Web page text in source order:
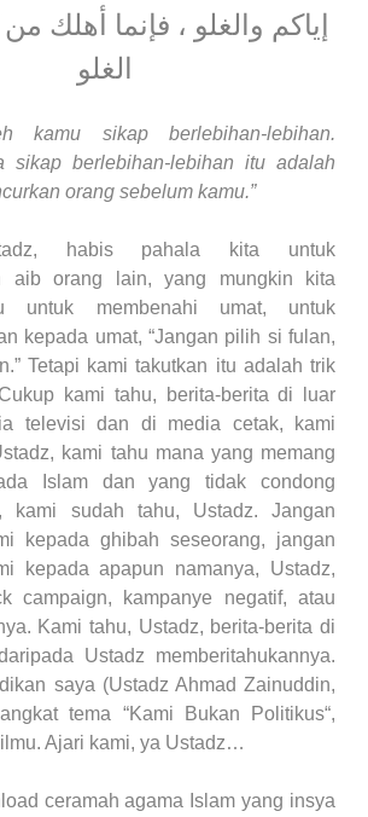
إياكم والغلو ، فإنما أهلك
الغلو
kamu sikap berlebihan-lebihan.
sikap berlebihan-lebihan itu adalah
orang sebelum kamu.”
habis pahala kita untuk
aib orang lain, yang mungkin kita
untuk membenahi umat, untuk
kepada umat, “Jangan pilih si fulan,
Tetapi kami takutkan itu adalah trik
kami tahu, berita-berita di luar
televisi dan di media cetak, kami
kami tahu mana yang memang
Islam dan yang tidak condong
kami sudah tahu, Ustadz. Jangan
kepada ghibah seseorang, jangan
kepada apapun namanya, Ustadz,
campaign, kampanye negatif, atau
Kami tahu, Ustadz, berita-berita di
Ustadz memberitahukannya.
saya (Ustadz Ahmad Zainuddin,
tema “Kami Bukan Politikus“,
Ajari kami, ya Ustadz…
ceramah agama Islam yang insya